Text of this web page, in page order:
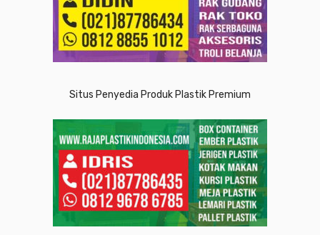
Situs Penyedia Produk Plastik Premium